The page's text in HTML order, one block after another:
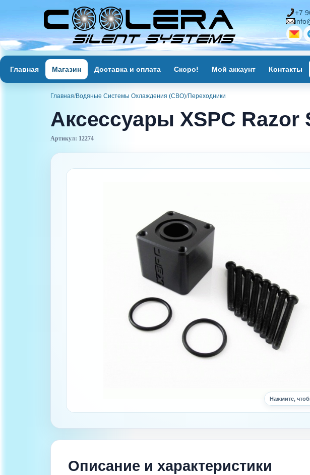
+7
Главная Магазин Доставка и оплата Скоро! Мой аккаунт Контакты
Главная/Водяные Системы Охлаждения (СВО)/Переходники
Аксессуары XSPC
Артикул: 12274
Нажмите,
Описание и характеристики